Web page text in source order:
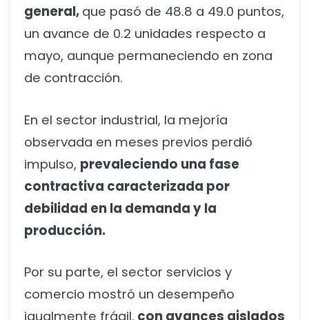
general, que pasó de 48.8 a 49.0 puntos,
un avance de 0.2 unidades respecto a
mayo, aunque permaneciendo en zona
de contracción.
En el sector industrial, la mejoría
observada en meses previos perdió
impulso, prevaleciendo una fase
contractiva caracterizada por
debilidad en la demanda y la
producción.
Por su parte, el sector servicios y
comercio mostró un desempeño
igualmente frágil, con avances aislados